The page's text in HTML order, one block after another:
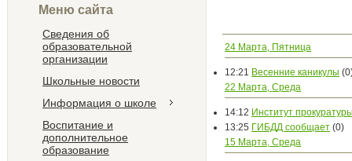
Меню сайта
Сведения об
образовательной
организации
Школьные новости
Информация о школе
Воспитание и
дополнительное
образование
24 Марта, Пятница
12:21 Весенние каникулы
22 Марта, Среда
14:12 Институт
13:25 ГИБДД сообщает (0)
15 Марта, Среда